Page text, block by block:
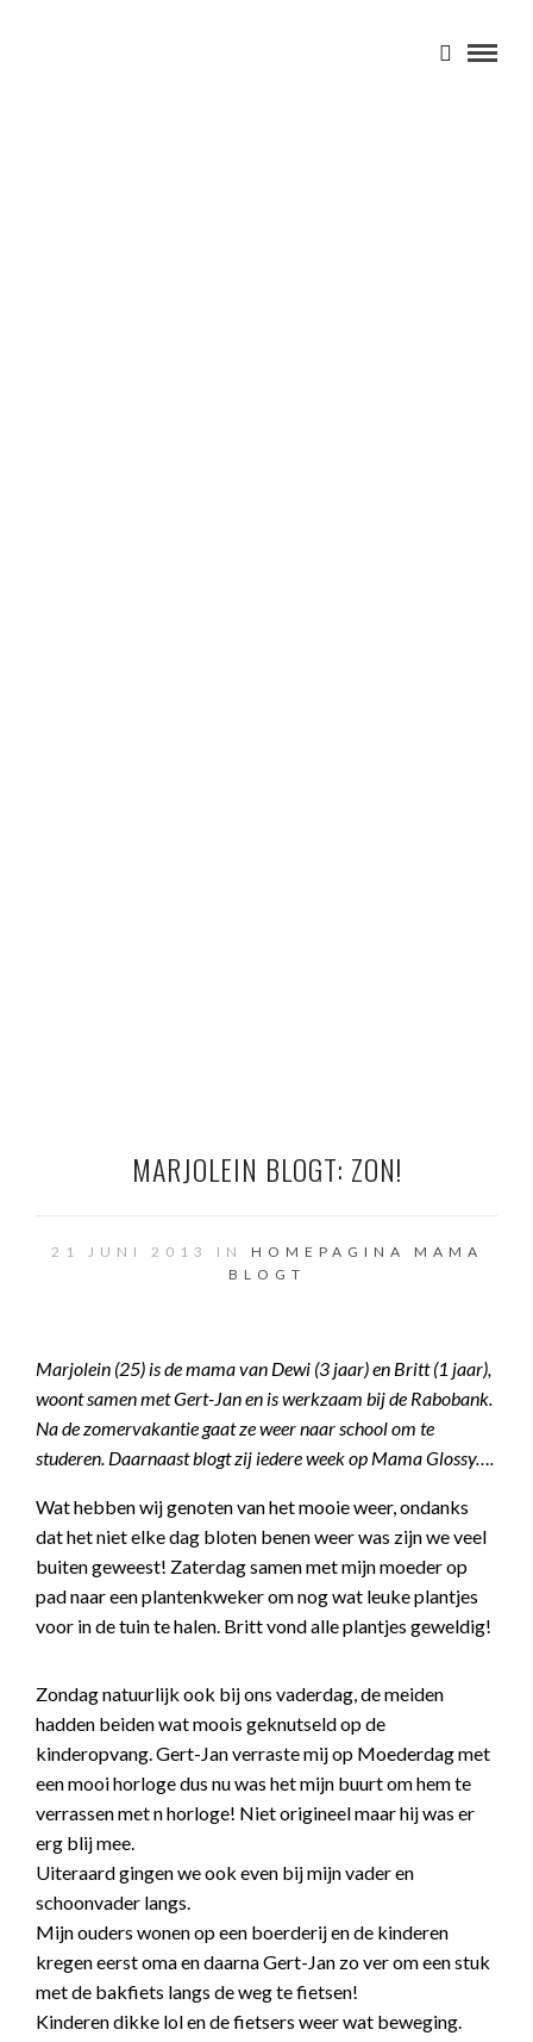
MARJOLEIN BLOGT: ZON!
21 JUNI 2013 IN HOMEPAGINA
MAMA
BLOGT
Marjolein (25) is de mama van Dewi (3 jaar) en Britt (1 jaar),
woont samen met Gert-Jan en is werkzaam bij de Rabobank.
Na de zomervakantie gaat ze weer naar school om te
studeren. Daarnaast blogt zij iedere week op Mama Glossy….
Wat hebben wij genoten van het mooie weer, ondanks
dat het niet elke dag bloten benen weer was zijn we veel
buiten geweest! Zaterdag samen met mijn moeder op
pad naar een plantenkweker om nog wat leuke plantjes
voor in de tuin te halen. Britt vond alle plantjes geweldig!
Zondag natuurlijk ook bij ons vaderdag, de meiden
hadden beiden wat moois geknutseld op de
kinderopvang. Gert-Jan verraste mij op Moederdag met
een mooi horloge dus nu was het mijn buurt om hem te
verrassen met n horloge! Niet origineel maar hij was er
erg blij mee.
Uiteraard gingen we ook even bij mijn vader en
schoonvader langs.
Mijn ouders wonen op een boerderij en de kinderen
kregen eerst oma en daarna Gert-Jan zo ver om een stuk
met de bakfiets langs de weg te fietsen!
Kinderen dikke lol en de fietsers weer wat beweging.